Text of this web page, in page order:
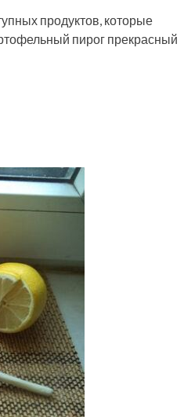
продуктов, которые
пирог прекрасный